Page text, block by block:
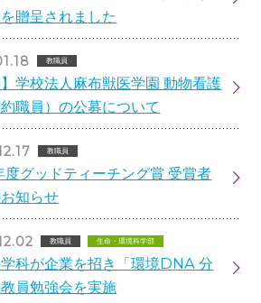
贈呈されました
教職員
】学校法人麻布獣医学園 動物看護
職員）の公募について
教職員
度グッドティーチング賞 受賞者
知らせ
教職員 生命・環境科学部
科が企業を招き「環境DNA 分
員勉強会を実施